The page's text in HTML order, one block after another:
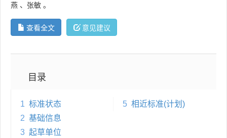
燕 、 张敏 。
查看全文 意见建议
目录
1 标准状态
2 基础信息
3 起草单位
5 相近标准(计划)